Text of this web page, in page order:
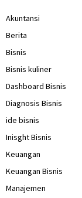
Akuntansi
Berita
Bisnis
Bisnis kuliner
Dashboard Bisnis
Diagnosis Bisnis
ide bisnis
Inisght Bisnis
Keuangan
Keuangan Bisnis
Manajemen